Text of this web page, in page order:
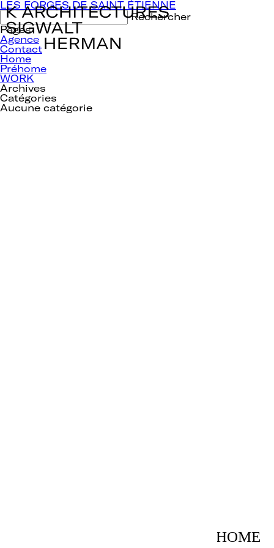
Navigation
de
l’article
LES FORGES DE SAINT ÉTIENNE
Rechercher :
Pages
Agence
Contact
Home
Préhome
WORK
Archives
Catégories
Aucune catégorie